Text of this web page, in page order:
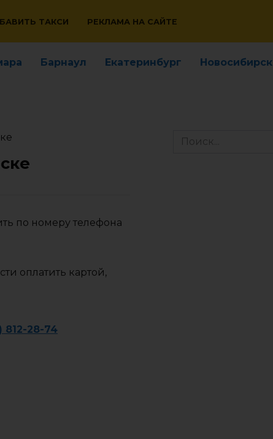
ТАКСИ РЕКЛАМА НА САЙТЕ
Барнаул Екатеринбург Новосибирск
по номеру телефона
оплатить картой,
812-28-74
Search